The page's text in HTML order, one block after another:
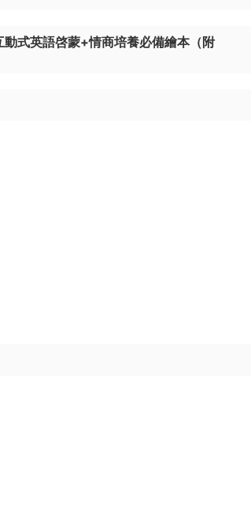
式英語啓蒙+情商培養必備繪本（附